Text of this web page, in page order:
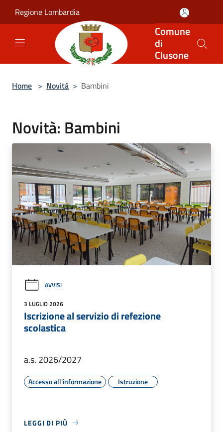
Regione Lombardia
Comune
di
Clusone
Home > Novità > Bambini
Novità: Bambini
AVVISI
3 LUGLIO 2026
Iscrizione al servizio di refezione
scolastica
a.s. 2026/2027
Accesso all'informazione Istruzione
LEGGI DI PIÙ